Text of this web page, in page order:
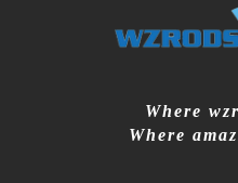
Where
Where